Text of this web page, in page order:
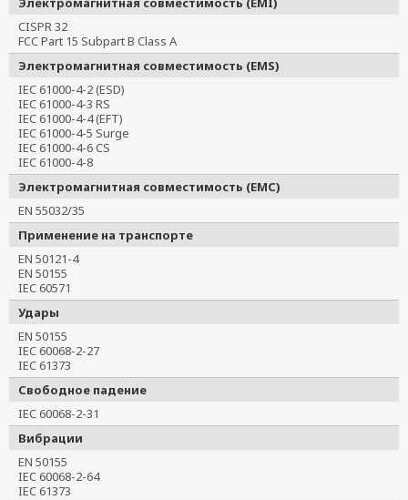
CISPR 32
FCC Part 15 Subpart B Class A
Электромагнитная совместимость (EMS)
IEC 61000-4-2 (ESD)
IEC 61000-4-3 RS
IEC 61000-4-4 (EFT)
IEC 61000-4-5 Surge
IEC 61000-4-6 CS
IEC 61000-4-8
Электромагнитная совместимость (EMC)
EN 55032/35
Применение на транспорте
EN 50121-4
EN 50155
IEC 60571
Удары
EN 50155
IEC 60068-2-27
IEC 61373
Свободное падение
IEC 60068-2-31
Вибрации
EN 50155
IEC 60068-2-64
IEC 61373